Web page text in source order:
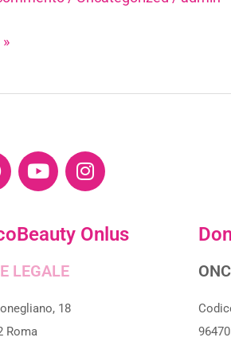
Y
o
u
b
e
I
n
a
Onlus
LEGALE
18
Roma